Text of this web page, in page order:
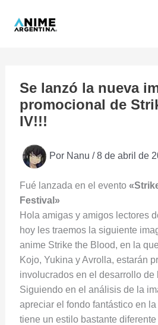
Se lanzó la nueva
promocional de
IV!!!
Por Nanu /8 de abril de
Fué lanzada en el evento
Festival»
Hola amigas y amigos lectores
hoy les traemos la siguiente
anime Strike the Blood, en la
Kojo, Yukina y Avrolla, estarán
involucrados en el desarrollo de
Siguiendo en el análisis de la
apreciar el fondo fantástico en
tiene un estilo bastante